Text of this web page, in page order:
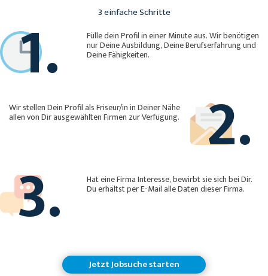
3 einfache Schritte
1. Fülle dein Profil in einer Minute aus. Wir benötigen
nur Deine Ausbildung, Deine Berufserfahrung und
Deine Fähigkeiten.
2.
Wir stellen Dein Profil als Friseur/in in Deiner Nähe
allen von Dir ausgewählten Firmen zur Verfügung.
3. Hat eine Firma Interesse, bewirbt sie sich bei Dir.
Du erhältst per E-Mail alle Daten dieser Firma.
Jetzt Jobsuche starten